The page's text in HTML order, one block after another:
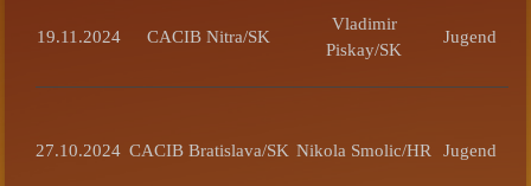
19.11.2024 CACIB Nitra/SK
Vladimir
Piskay/SK
Jugend
27.10.2024 CACIB Bratislava/SK Nikola Smolic/HR
Jugend